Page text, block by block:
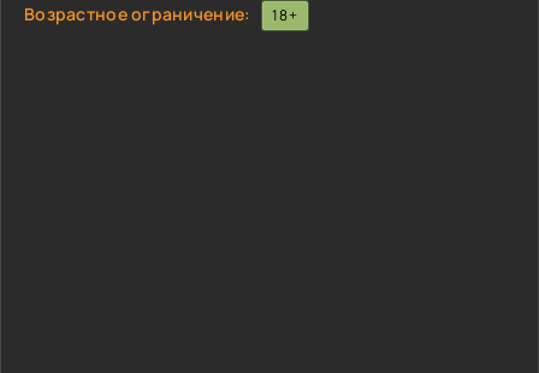
Возрастное ограничение: 18+